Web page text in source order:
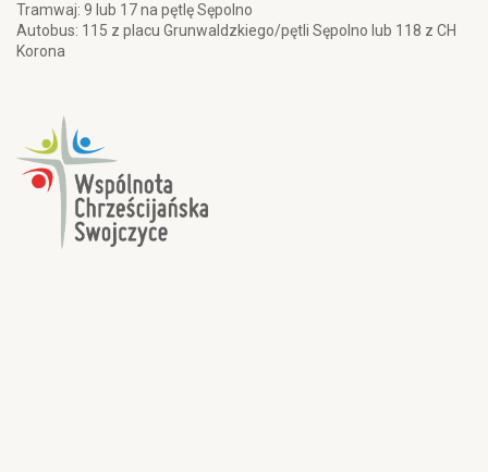
Tramwaj: 9 lub 17 na pętlę Sępolno
Autobus: 115 z placu Grunwaldzkiego/pętli Sępolno lub 118 z CH
Korona